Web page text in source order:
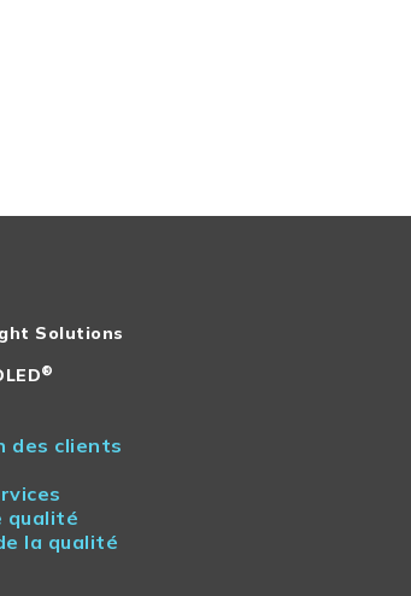
Solutions
®
des clients
qualité
la qualité